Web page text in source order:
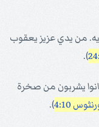
من يدي عزيز يعقوب
).
يشربون من صخرة
).